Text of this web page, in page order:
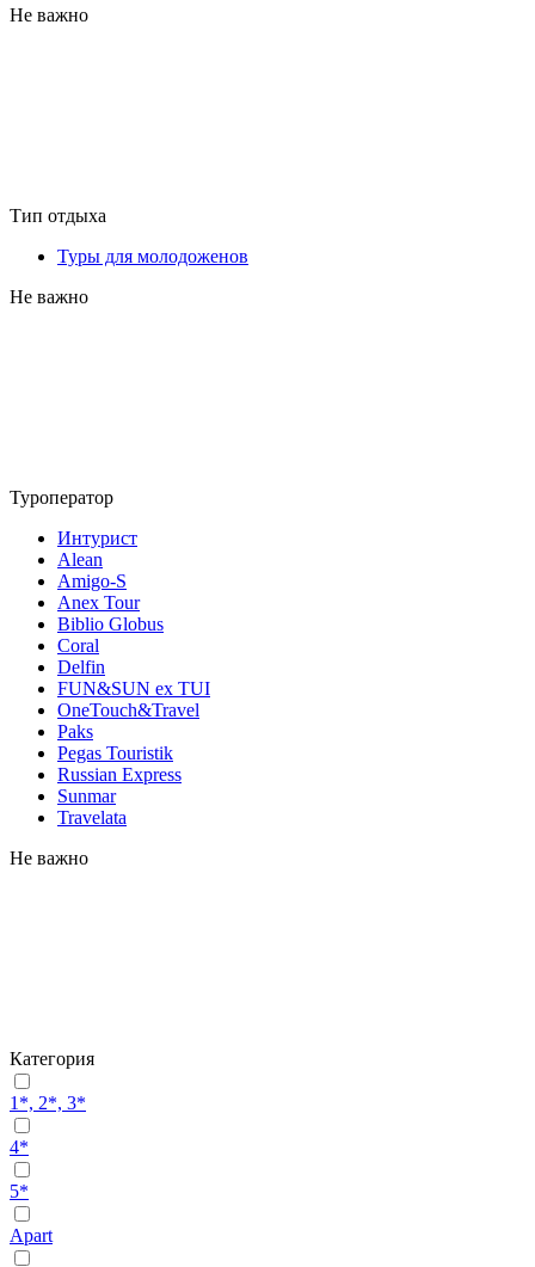
Не важно
Тип отдыха
Туры для молодоженов
Не важно
Туроператор
Интурист
Alean
Amigo-S
Anex Tour
Biblio Globus
Coral
Delfin
FUN&SUN ex TUI
OneTouch&Travel
Paks
Pegas Touristik
Russian Express
Sunmar
Travelata
Не важно
Категория
1*, 2*, 3*
4*
5*
Apart